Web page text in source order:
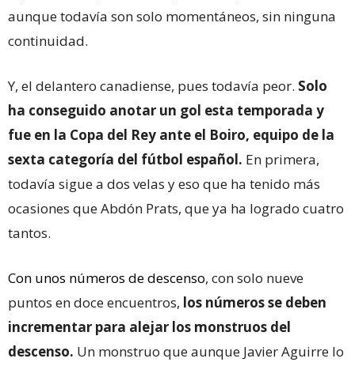
aunque todavía son solo momentáneos, sin ninguna
continuidad.
Y, el delantero canadiense, pues todavía peor. Solo
ha conseguido anotar un gol esta temporada y
fue en la Copa del Rey ante el Boiro, equipo de la
sexta categoría del fútbol español. En primera,
todavía sigue a dos velas y eso que ha tenido más
ocasiones que Abdón Prats, que ya ha logrado cuatro
tantos.
Con unos números de descenso, con solo nueve
puntos en doce encuentros, los números se deben
incrementar para alejar los monstruos del
descenso. Un monstruo que aunque Javier Aguirre lo